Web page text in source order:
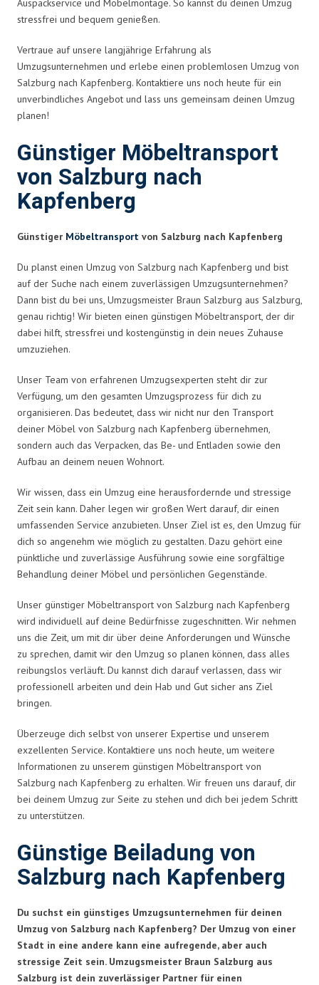
Auspackservice und Möbelmontage. So kannst du deinen Umzug
stressfrei und bequem genießen.
Vertraue auf unsere langjährige Erfahrung als
Umzugsunternehmen und erlebe einen problemlosen Umzug von
Salzburg nach Kapfenberg. Kontaktiere uns noch heute für ein
unverbindliches Angebot und lass uns gemeinsam deinen Umzug
planen!
Günstiger Möbeltransport
von Salzburg nach
Kapfenberg
Günstiger Möbeltransport von Salzburg nach Kapfenberg
Du planst einen Umzug von Salzburg nach Kapfenberg und bist
auf der Suche nach einem zuverlässigen Umzugsunternehmen?
Dann bist du bei uns, Umzugsmeister Braun Salzburg aus Salzburg,
genau richtig! Wir bieten einen günstigen Möbeltransport, der dir
dabei hilft, stressfrei und kostengünstig in dein neues Zuhause
umzuziehen.
Unser Team von erfahrenen Umzugsexperten steht dir zur
Verfügung, um den gesamten Umzugsprozess für dich zu
organisieren. Das bedeutet, dass wir nicht nur den Transport
deiner Möbel von Salzburg nach Kapfenberg übernehmen,
sondern auch das Verpacken, das Be- und Entladen sowie den
Aufbau an deinem neuen Wohnort.
Wir wissen, dass ein Umzug eine herausfordernde und stressige
Zeit sein kann. Daher legen wir großen Wert darauf, dir einen
umfassenden Service anzubieten. Unser Ziel ist es, den Umzug für
dich so angenehm wie möglich zu gestalten. Dazu gehört eine
pünktliche und zuverlässige Ausführung sowie eine sorgfältige
Behandlung deiner Möbel und persönlichen Gegenstände.
Unser günstiger Möbeltransport von Salzburg nach Kapfenberg
wird individuell auf deine Bedürfnisse zugeschnitten. Wir nehmen
uns die Zeit, um mit dir über deine Anforderungen und Wünsche
zu sprechen, damit wir den Umzug so planen können, dass alles
reibungslos verläuft. Du kannst dich darauf verlassen, dass wir
professionell arbeiten und dein Hab und Gut sicher ans Ziel
bringen.
Überzeuge dich selbst von unserer Expertise und unserem
exzellenten Service. Kontaktiere uns noch heute, um weitere
Informationen zu unserem günstigen Möbeltransport von
Salzburg nach Kapfenberg zu erhalten. Wir freuen uns darauf, dir
bei deinem Umzug zur Seite zu stehen und dich bei jedem Schritt
zu unterstützen.
Günstige Beiladung von
Salzburg nach Kapfenberg
Du suchst ein günstiges Umzugsunternehmen für deinen
Umzug von Salzburg nach Kapfenberg? Der Umzug von einer
Stadt in eine andere kann eine aufregende, aber auch
stressige Zeit sein. Umzugsmeister Braun Salzburg aus
Salzburg ist dein zuverlässiger Partner für einen